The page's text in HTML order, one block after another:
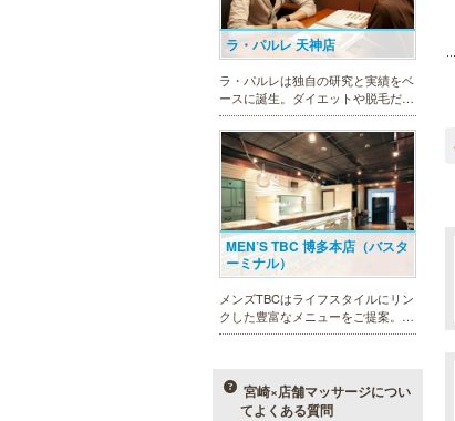
ラ・パルレ 天神店
ラ・パルレは独自の研究と実績をベ
ースに誕生。ダイエットや脱毛だけ
ではなく、フェイシャルやヒーリン
グエステ等外側からも内側からも美
しくなるメニューを豊富に取り揃え
ております。お得な体験コースも必
見です。
MEN’S TBC 博多本店（バスタ
ーミナル）
メンズTBCはライフスタイルにリン
クした豊富なメニューをご提案。カ
ラダ脱毛、ヒゲ脱毛、引き締め、フ
す。まずはお得な体験コースをチェ
ック。
宮崎×店舗マッサージについ
てよくある質問